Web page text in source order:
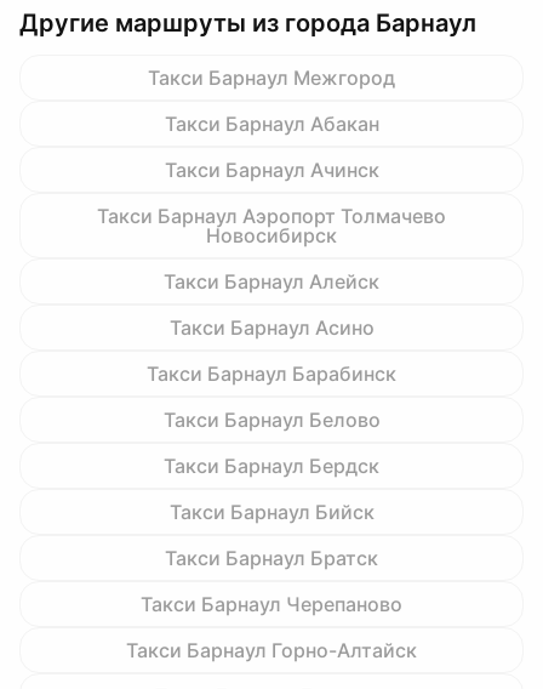
Другие маршруты из города Барнаул
Такси Барнаул Межгород
Такси Барнаул Абакан
Такси Барнаул Ачинск
Такси Барнаул Аэропорт Толмачево
Новосибирск
Такси Барнаул Алейск
Такси Барнаул Асино
Такси Барнаул Барабинск
Такси Барнаул Белово
Такси Барнаул Бердск
Такси Барнаул Бийск
Такси Барнаул Братск
Такси Барнаул Черепаново
Такси Барнаул Горно-Алтайск